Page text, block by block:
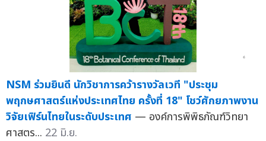
NSM ร่วมยินดี นักวิชาการคว้ารางวัลเวที "ประชุม
พฤกษศาสตร์แห่งประเทศไทย ครั้งที่ 18" โชว์ศักยภาพงาน
วิจัยเฟิร์นไทยในระดับประเทศ — องค์การพิพิธภัณฑ์วิทยา
ศาสตร... 22 มิ.ย.